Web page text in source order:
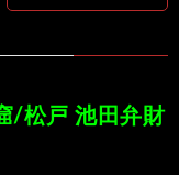
/松戸 池田弁財